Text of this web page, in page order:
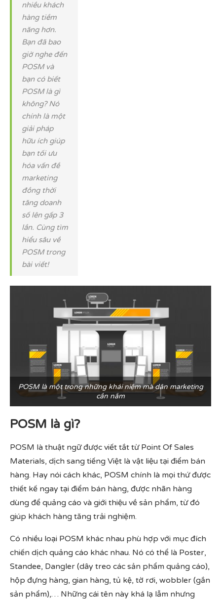
nhiều khách
hàng tiềm
năng hơn.
Bạn đã bao
giờ nghe đến
POSM và
bạn có biết
POSM là gì
không? Nó
chính là một
giải pháp
hữu ích giúp
bạn tối ưu
hóa vấn đề
marketing
đồng thời
tăng doanh
số lên gấp 3
lần. Cùng tìm
hiểu sâu về
POSM trong
bài viết!
POSM là một trong những khái niệm mà dân marketing
cần nắm
POSM là gì?
POSM là thuật ngữ được viết tắt từ Point Of Sales
Materials, dịch sang tiếng Việt là vật liệu tại điểm bán
hàng. Hay nói cách khác, POSM chính là mọi thứ được
thiết kế ngay tại điểm bán hàng, được nhãn hàng
dùng để quảng cáo và giới thiệu về sản phẩm, từ đó
giúp khách hàng tăng trải nghiệm.
Có nhiều loại POSM khác nhau phù hợp với mục đích
chiến dịch quảng cáo khác nhau. Nó có thể là Poster,
Standee, Dangler (dây treo các sản phẩm quảng cáo),
hộp đựng hàng, gian hàng, tủ kệ, tờ rơi, wobbler (gắn
sản phẩm),… Những cái tên này khá lạ lẫm nhưng